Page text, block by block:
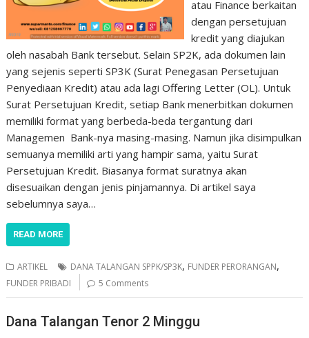
atau Finance berkaitan
dengan persetujuan
kredit yang diajukan
oleh nasabah Bank tersebut. Selain SP2K, ada dokumen lain
yang sejenis seperti SP3K (Surat Penegasan Persetujuan
Penyediaan Kredit) atau ada lagi Offering Letter (OL). Untuk
Surat Persetujuan Kredit, setiap Bank menerbitkan dokumen
memiliki format yang berbeda-beda tergantung dari
Managemen Bank-nya masing-masing. Namun jika disimpulkan
semuanya memiliki arti yang hampir sama, yaitu Surat
Persetujuan Kredit. Biasanya format suratnya akan
disesuaikan dengan jenis pinjamannya. Di artikel saya
sebelumnya saya…
READ MORE
ARTIKEL DANA TALANGAN SPPK/SP3K, FUNDER PERORANGAN,
FUNDER PRIBADI 5 Comments
Dana Talangan Tenor 2 Minggu